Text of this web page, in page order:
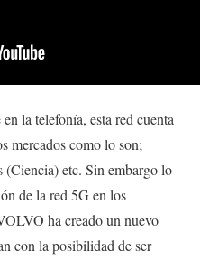
la telefonía, esta red cuenta
mercados como lo son;
(Ciencia) etc. Sin embargo lo
de la red 5G en los
ha creado un nuevo
con la posibilidad de ser